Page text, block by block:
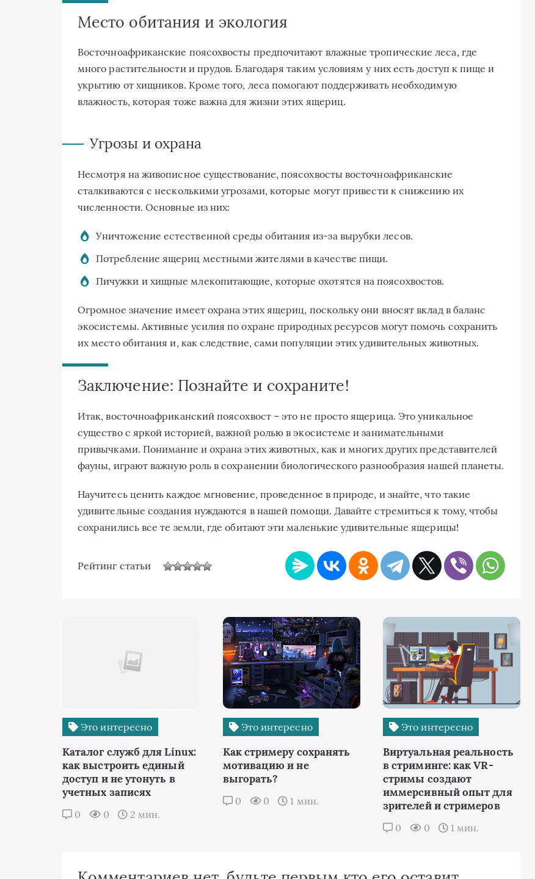
Место обитания и экология
Восточноафриканские поясохвосты предпочитают влажные тропические леса, где
много растительности и прудов. Благодаря таким условиям у них есть доступ к пище и
укрытию от хищников. Кроме того, леса помогают поддерживать необходимую
влажность, которая тоже важна для жизни этих ящериц.
Угрозы и охрана
Несмотря на живописное существование, поясохвосты восточноафриканские
сталкиваются с несколькими угрозами, которые могут привести к снижению их
численности. Основные из них:
Уничтожение естественной среды обитания из-за вырубки лесов.
Потребление ящериц местными жителями в качестве пищи.
Пичужки и хищные млекопитающие, которые охотятся на поясохвостов.
Огромное значение имеет охрана этих ящериц, поскольку они вносят вклад в баланс
экосистемы. Активные усилия по охране природных ресурсов могут помочь сохранить
их место обитания и, как следствие, сами популяции этих удивительных животных.
Заключение: Познайте и сохраните!
Итак, восточноафриканский поясохвост – это не просто ящерица. Это уникальное
существо с яркой историей, важной ролью в экосистеме и занимательными
привычками. Понимание и охрана этих животных, как и многих других представителей
фауны, играют важную роль в сохранении биологического разнообразия нашей планеты.
Научитесь ценить каждое мгновение, проведенное в природе, и знайте, что такие
удивительные создания нуждаются в нашей помощи. Давайте стремиться к тому, чтобы
сохранились все те земли, где обитают эти маленькие удивительные ящерицы!
Рейтинг статьи
Это интересно
Каталог служб для Linux:
как выстроить единый
доступ и не утонуть в
учетных записях
0 0 2 мин.
Это интересно
Как стримеру сохранять
мотивацию и не
выгорать?
0 0 1 мин.
Это интересно
Виртуальная реальность
в стриминге: как VR-
стримы создают
иммерсивный опыт для
зрителей и стримеров
0 0 1 мин.